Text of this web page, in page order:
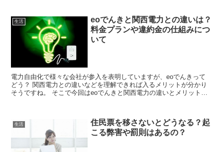
生活
eoでんきと関西電力との違いは？
料金プランや違約金の仕組みにつ
いて
電力自由化で様々な会社が参入を表明していますが、eoでんきって
どう？ 関西電力との違いなどを理解できれば入るメリットが分かり
そうですね。 そこで今回はeoでんきと関西電力の違いとメリットデ
生活
住民票を移さないとどうなる？起
こる弊害や罰則はあるの？